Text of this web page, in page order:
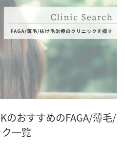
のおすすめのFAGA/薄毛/
一覧